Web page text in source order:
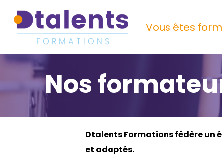
main
Vous êtes
Nos
Dtalents Formations fédère un
et adaptés.